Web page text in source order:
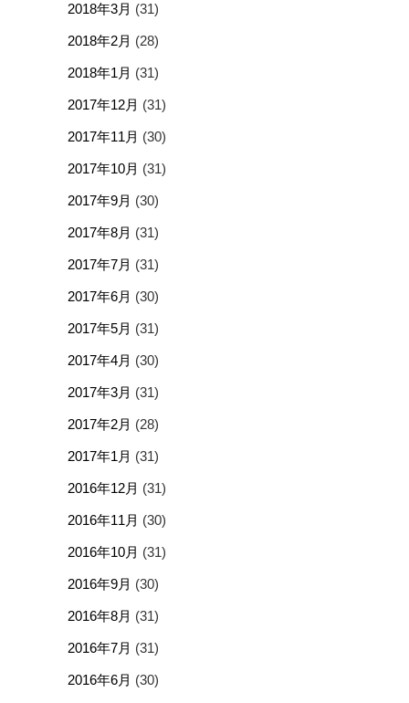
2018年3月 (31)
2018年2月 (28)
2018年1月 (31)
2017年12月 (31)
2017年11月 (30)
2017年10月 (31)
2017年9月 (30)
2017年8月 (31)
2017年7月 (31)
2017年6月 (30)
2017年5月 (31)
2017年4月 (30)
2017年3月 (31)
2017年2月 (28)
2017年1月 (31)
2016年12月 (31)
2016年11月 (30)
2016年10月 (31)
2016年9月 (30)
2016年8月 (31)
2016年7月 (31)
2016年6月 (30)